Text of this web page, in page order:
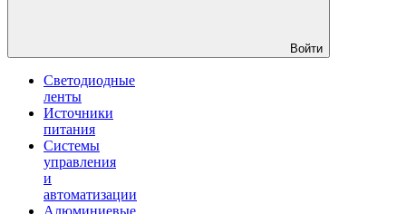
Войти
Светодиодные
ленты
Источники
питания
Системы
управления
и
автоматизации
Алюминиевые